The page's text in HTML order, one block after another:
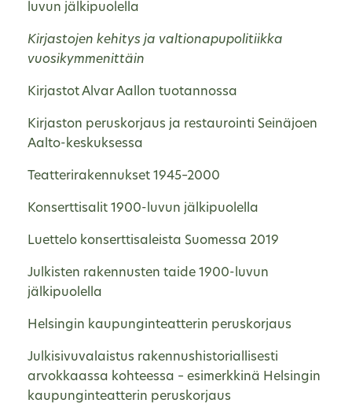
luvun jälkipuolella
Kirjastojen kehitys ja valtionapupolitiikka
vuosikymmenittäin
Kirjastot Alvar Aallon tuotannossa
Kirjaston peruskorjaus ja restaurointi Seinäjoen
Aalto-keskuksessa
Teatterirakennukset 1945–2000
Konserttisalit 1900-luvun jälkipuolella
Luettelo konserttisaleista Suomessa 2019
Julkisten rakennusten taide 1900-luvun
jälkipuolella
Helsingin kaupunginteatterin peruskorjaus
Julkisivuvalaistus rakennushistoriallisesti
arvokkaassa kohteessa – esimerkkinä Helsingin
kaupunginteatterin peruskorjaus